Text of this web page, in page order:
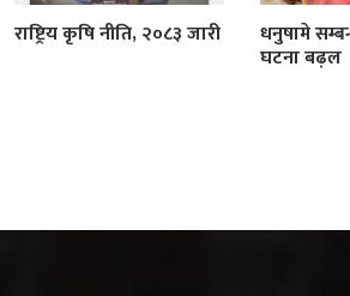
राष्ट्रिय कृषि नीति, २०८३ जारी धनुषामे
घटना बढ़ल